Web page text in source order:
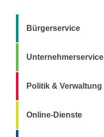
Bürgerservice
Unternehmerservice
Politik & Verwaltung
Online-Dienste